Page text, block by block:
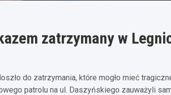
zatrzymany w
do zatrzymania, które mogło mieć
patrolu na ul. Daszyńskiego zauważyli